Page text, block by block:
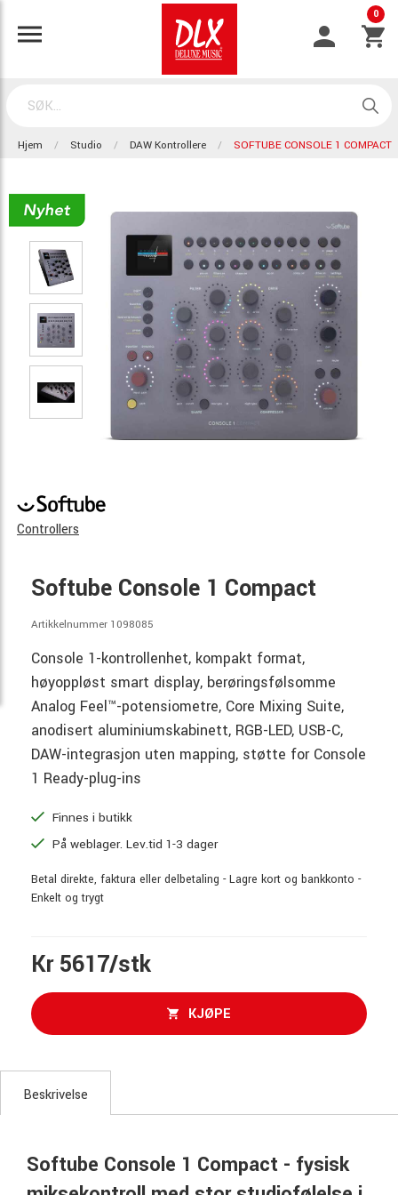
0
Hjem Studio DAW Kontrollere SOFTUBE CONSOLE 1 COMPACT
Controllers
Softube Console 1 Compact
Artikkelnummer 1098085
Console 1-kontrollenhet, kompakt format,
høyoppløst smart display, berøringsfølsomme
Analog Feel™-potensiometre, Core Mixing Suite,
anodisert aluminiumskabinett, RGB-LED, USB-C,
DAW-integrasjon uten mapping, støtte for Console
1 Ready-plug-ins
Finnes i butikk
På weblager. Lev.tid 1-3 dager
Betal direkte, faktura eller delbetaling - Lagre kort og bankkonto -
Enkelt og trygt
Kr 5617/stk
KJØPE
Beskrivelse
Softube Console 1 Compact - fysisk